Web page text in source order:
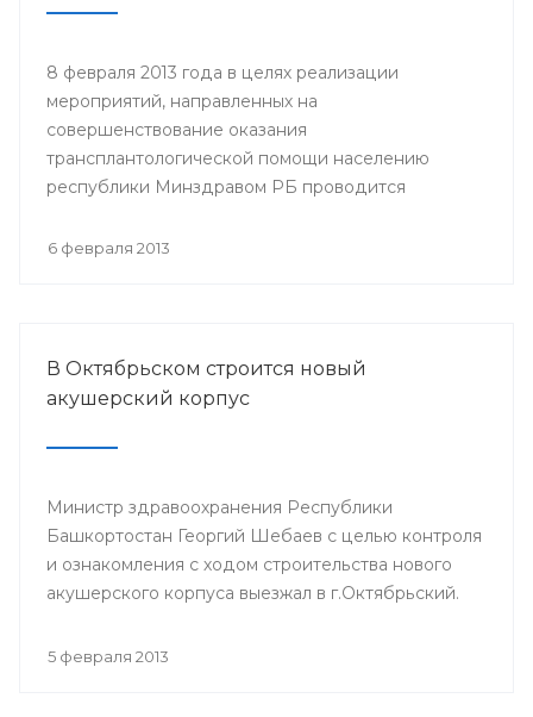
8 февраля 2013 года в целях реализации
мероприятий, направленных на
совершенствование оказания
трансплантологической помощи населению
республики Минздравом РБ проводится
конференция «Перспективы донорства и
6 февраля 2013
В Октябрьском строится новый
акушерский корпус
Министр здравоохранения Республики
Башкортостан Георгий Шебаев с целью контроля
и ознакомления с ходом строительства нового
акушерского корпуса выезжал в г.Октябрьский.
5 февраля 2013